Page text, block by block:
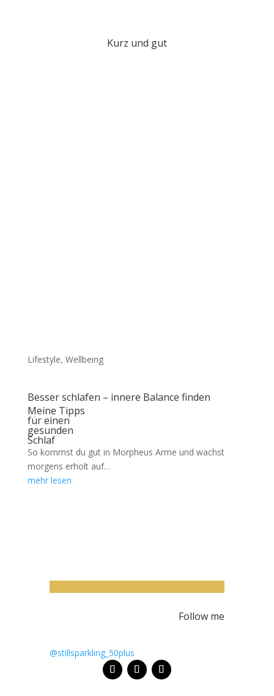
Kurz und gut
Lifestyle, Wellbeing
Besser schlafen – innere Balance finden
Meine Tipps
für einen
gesunden
Schlaf
So kommst du gut in Morpheus Arme und wachst
morgens erholt auf…
mehr lesen
Follow me
@stillsparkling_50plus